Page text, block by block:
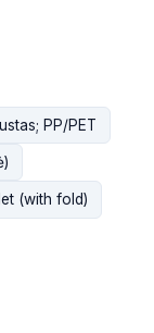
PP/PET
(with fold)